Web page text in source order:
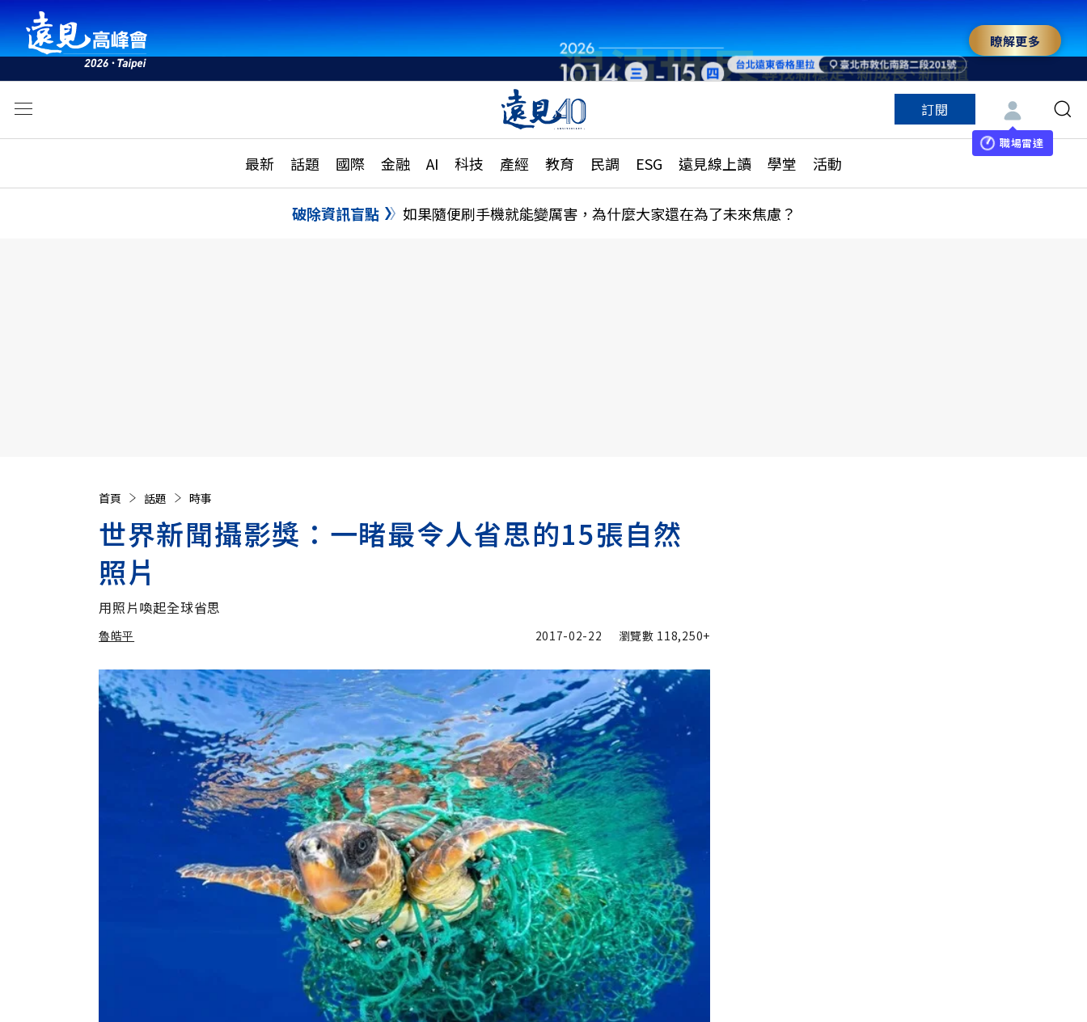
瞭解更多
訂閱
職場雷達
最新 話題 國際 金融 AI 科技 產經 教育 民調 ESG 遠見線上讀 學堂 活動
活動
話題
國際
特輯
大學升學、職涯攻略
縣市施政調查全解析
更多訂閱方案
特色頻道
破除資訊盲點 如果隨便刷手機就能變厲害，為什麼大家還在為了未來焦慮？
首頁 話題 時事
世界新聞攝影獎：一睹最令人省思的15張自然
照片
用照片喚起全球省思
魯皓平
魯皓平 加入追蹤
2017-02-22 瀏覽數 118,250+